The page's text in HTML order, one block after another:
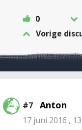
0
Vorige
#7 Anton
17 juni 2016 ,